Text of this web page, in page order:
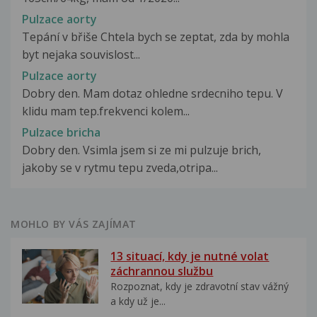
Pulzace aorty
Tepání v břiše Chtela bych se zeptat, zda by mohla
byt nejaka souvislost...
Pulzace aorty
Dobry den. Mam dotaz ohledne srdecniho tepu. V
klidu mam tep.frekvenci kolem...
Pulzace bricha
Dobry den. Vsimla jsem si ze mi pulzuje brich,
jakoby se v rytmu tepu zveda,otripa...
MOHLO BY VÁS ZAJÍMAT
13 situací, kdy je nutné volat
záchrannou službu
Rozpoznat, kdy je zdravotní stav vážný
a kdy už je...